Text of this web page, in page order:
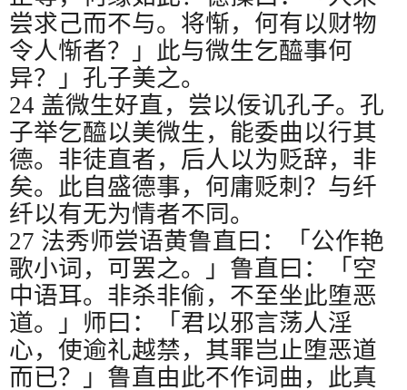
尝求己而不与。将惭，何有以财物
令人惭者？」此与微生乞醯事何
异？」孔子美之。
24 盖微生好直，尝以佞讥孔子。孔
子举乞醯以美微生，能委曲以行其
德。非徒直者，后人以为贬辞，非
矣。此自盛德事，何庸贬刺？与纤
纤以有无为情者不同。
27 法秀师尝语黄鲁直曰：「公作艳
歌小词，可罢之。」鲁直曰：「空
中语耳。非杀非偷，不至坐此堕恶
道。」师曰：「君以邪言荡人淫
心，使逾礼越禁，其罪岂止堕恶道
而已？」鲁直由此不作词曲，此真